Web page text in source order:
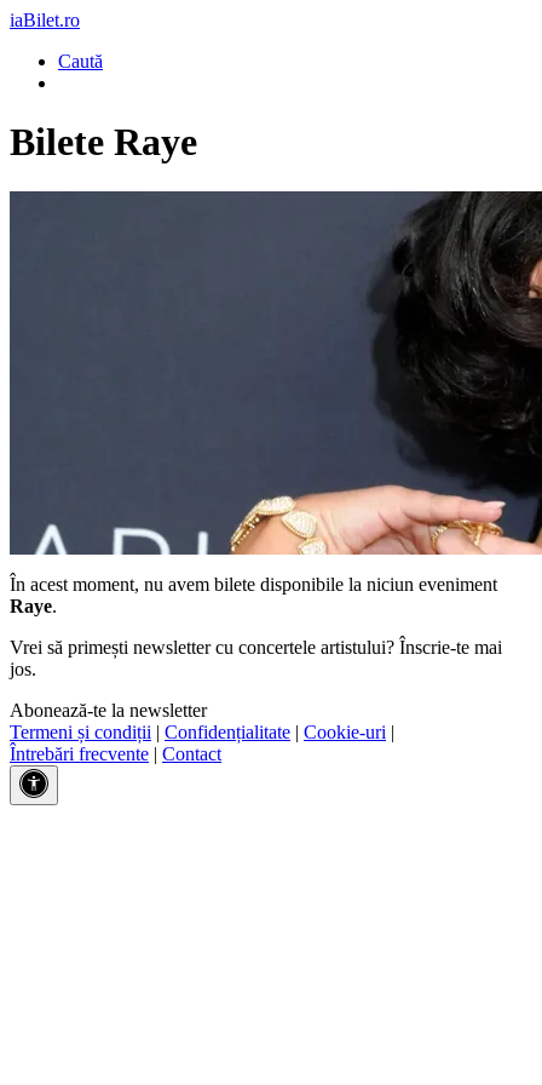
iaBilet.ro
Caută
Bilete Raye
În acest moment, nu avem bilete disponibile la niciun eveniment
Raye.
Vrei să primești newsletter cu concertele artistului? Înscrie-te mai
jos.
Abonează-te la newsletter
Termeni și condiții | Confidențialitate | Cookie-uri |
Întrebări frecvente | Contact